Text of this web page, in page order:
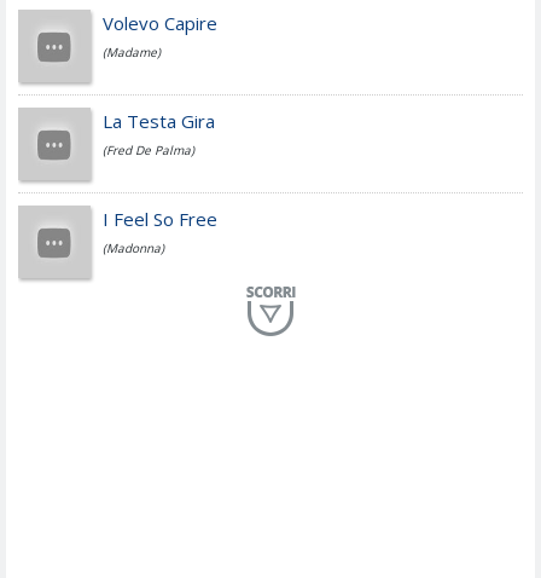
Jovanotti
Fedez
Simone Cristicchi
Volevo Capire
(Madame)
La Testa Gira
(Fred De Palma)
I Feel So Free
(Madonna)